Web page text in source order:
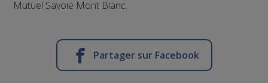
Mutuel Savoie Mont Blanc.
Partager sur Facebook